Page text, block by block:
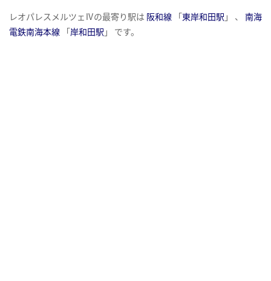
レオパレスメルツェⅣの最寄り駅は 阪和線 「東岸和田駅 」 、 南海
電鉄南海本線 「岸和田駅 」 です。